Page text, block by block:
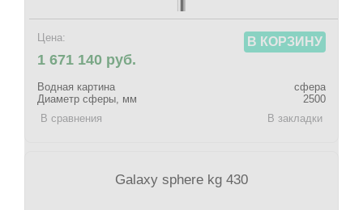
Цена:
1 671 140 руб.
В КОРЗИНУ
Водная картина
сфера
Диаметр сферы, мм
2500
В сравнения
В закладки
Galaxy sphere kg 430